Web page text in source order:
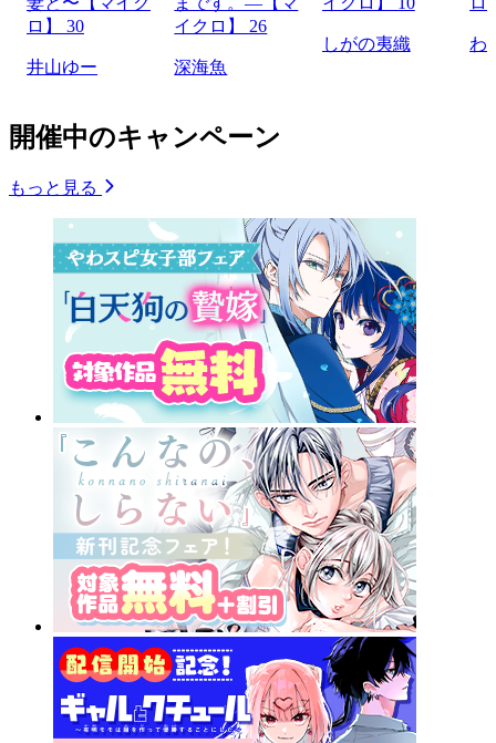
ロ】 30
井山ゆー
イクロ】 26
深海魚
しがの夷織 わ
開催中のキャンペーン
もっと見る